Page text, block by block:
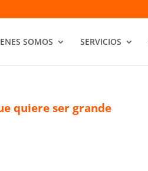
SOMOS SERVICIOS
quiere ser grande